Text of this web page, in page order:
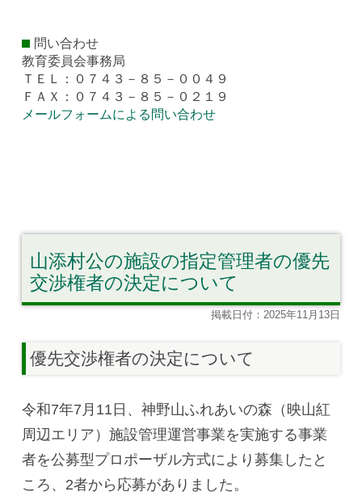
問い合わせ
教育委員会事務局
ＴＥＬ：０７４３－８５－００４９
ＦＡＸ：０７４３－８５－０２１９
メールフォームによる問い合わせ
山添村公の施設の指定管理者の優先
交渉権者の決定について
掲載日付：2025年11月13日
優先交渉権者の決定について
令和7年7月11日、神野山ふれあいの森（映山紅
周辺エリア）施設管理運営事業を実施する事業
者を公募型プロポーザル方式により募集したと
ころ、2者から応募がありました。